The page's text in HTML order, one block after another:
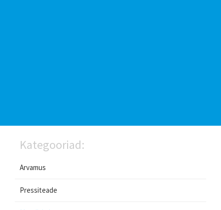
Kategooriad:
Arvamus
Pressiteade